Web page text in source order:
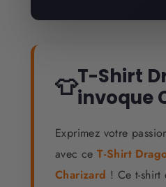
👕T-Shirt
invoque
Exprimez votre
avec ceT-Shirt
Charizard ! Ce t-shirt